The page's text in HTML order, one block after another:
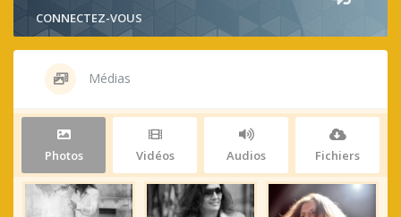
CONNECTEZ-VOUS
Médias
Photos Vidéos Audios Fichiers